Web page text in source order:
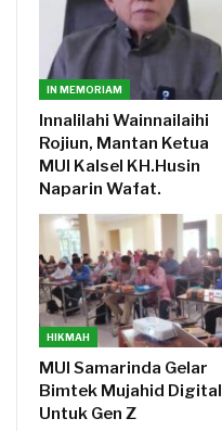
IN MEMORIAM
Innalilahi Wainnailaihi
Rojiun, Mantan Ketua
MUI Kalsel KH.Husin
Naparin Wafat.
HIKMAH
MUI Samarinda Gelar
Bimtek Mujahid Digital
Untuk Gen Z